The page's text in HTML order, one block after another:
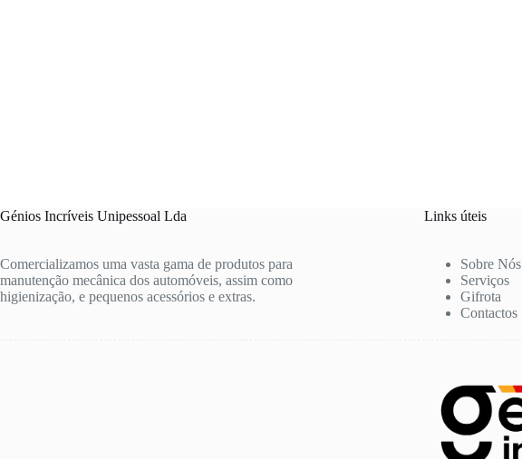
Génios Incríveis Unipessoal Lda
Comercializamos uma vasta gama de produtos para
manutenção mecânica dos automóveis, assim como
higienização, e pequenos acessórios e extras.
Links úteis
Sobre Nós
Serviços
Gifrota
Contactos